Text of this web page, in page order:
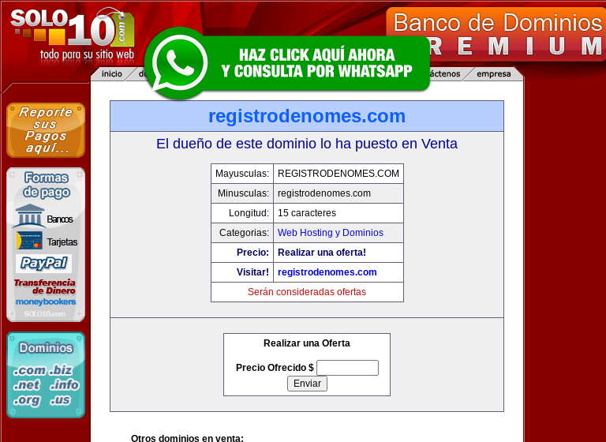
registrodenomes.com
El dueño de este dominio lo ha puesto en Venta
Mayusculas:
REGISTRODENOMES.COM
Minusculas:
registrodenomes.com
Longitud:
15 caracteres
Categorias:
Web Hosting y Dominios
Precio:
Realizar una oferta!
Visitar!
registrodenomes.com
Serán consideradas ofertas
Realizar una Oferta
Precio Ofrecido $
Otros dominios en venta: